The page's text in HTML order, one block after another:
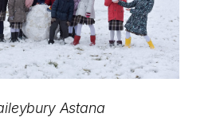
Astana